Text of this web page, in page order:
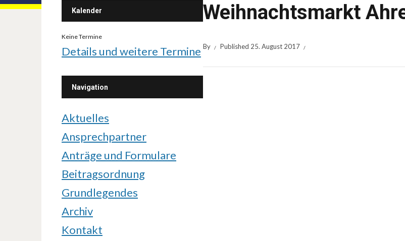
Weihnachtsmarkt
By Published 25. August 2017
Kalender
Keine Termine
Details und weitere Termine
Navigation
Aktuelles
Ansprechpartner
Anträge und Formulare
Beitragsordnung
Grundlegendes
Archiv
Kontakt